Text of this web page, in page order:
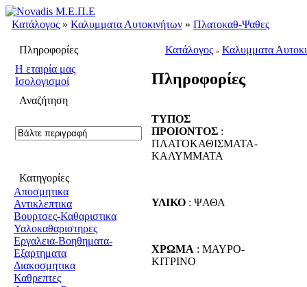
Κατάλογος » Καλυμματα Αυτοκινήτων » Πλατοκαθ-Ψαθες
Πληροφορίες
H εταιρία μας
Ισολογισμοί
Αναζήτηση
Κατηγορίες
Αποσμητικα
Αντικλεπτικα
Βουρτσες-Καθαριστικα
Υαλοκαθαριστηρες
Εργαλεια-Βοηθηματα-
Εξαρτηματα
Διακοσμητικα
Καθρεπτες
Κατάλογος » Καλυμματα
Πληροφορίες
ΤΥΠΟΣ
ΠΡΟΙΟΝΤΟΣ :
ΠΛΑΤΟΚΑΘΙΣΜΑΤΑ-
ΚΑΛΥΜΜΑΤΑ
ΥΛΙΚΟ : ΨΑΘΑ
ΧΡΩΜΑ : ΜΑΥΡΟ-
ΚΙΤΡΙΝΟ